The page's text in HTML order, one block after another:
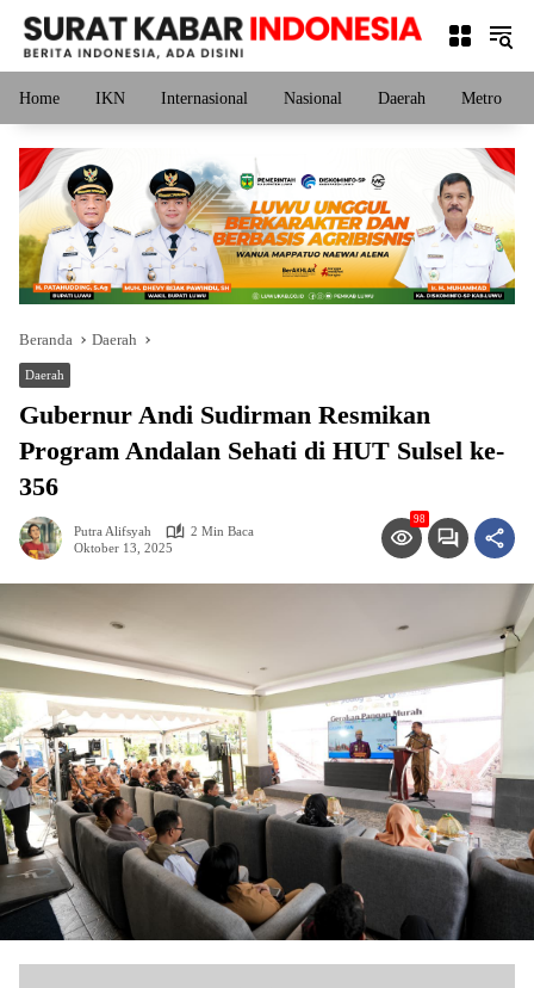
Langsung
konten
Home IKN Internasional Nasional Daerah Metro
Beranda Daerah
Daerah
Gubernur Andi Sudirman Resmikan
Program Andalan Sehati di HUT Sulsel ke-
356
Putra Alifsyah
2 Min Baca
Oktober 13, 2025
98